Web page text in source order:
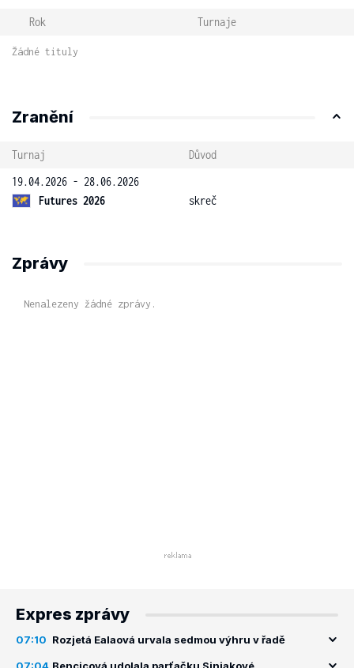
Rok Turnaje
Žádné tituly
Zranění
Turnaj
Důvod
19.04.2026 - 28.06.2026
Futures 2026
skreč
Zprávy
Nenalezeny žádné zprávy.
Expres zprávy
07:10 Rozjetá Ealaová urvala sedmou výhru v řadě